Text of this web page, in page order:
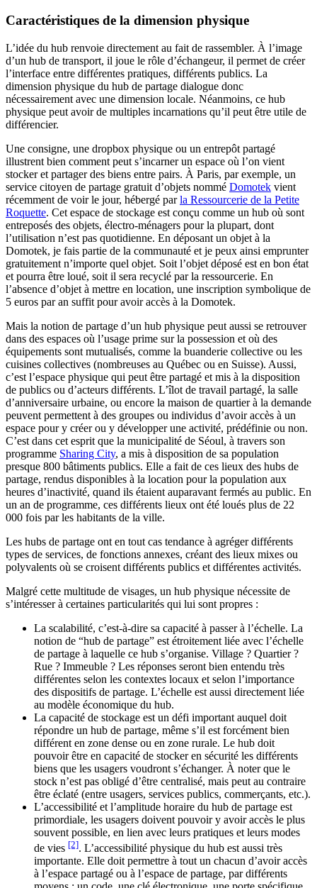
Caractéristiques de la dimension physique
L’idée du hub renvoie directement au fait de rassembler. À l’image
d’un hub de transport, il joue le rôle d’échangeur, il permet de créer
l’interface entre différentes pratiques, différents publics. La
dimension physique du hub de partage dialogue donc
nécessairement avec une dimension locale. Néanmoins, ce hub
physique peut avoir de multiples incarnations qu’il peut être utile de
différencier.
Une consigne, une dropbox physique ou un entrepôt partagé
illustrent bien comment peut s’incarner un espace où l’on vient
stocker et partager des biens entre pairs. À Paris, par exemple, un
service citoyen de partage gratuit d’objets nommé Domotek vient
récemment de voir le jour, hébergé parla Ressourcerie de la Petite
Roquette. Cet espace de stockage est conçu comme un hub où sont
entreposés des objets, électro-ménagers pour la plupart, dont
l’utilisation n’est pas quotidienne. En déposant un objet à la
Domotek, je fais partie de la communauté et je peux ainsi emprunter
gratuitement n’importe quel objet. Soit l’objet déposé est en bon état
et pourra être loué, soit il sera recyclé par la ressourcerie. En
l’absence d’objet à mettre en location, une inscription symbolique de
5 euros par an suffit pour avoir accès à la Domotek.
Mais la notion de partage d’un hub physique peut aussi se retrouver
dans des espaces où l’usage prime sur la possession et où des
équipements sont mutualisés, comme la buanderie collective ou les
cuisines collectives (nombreuses au Québec ou en Suisse). Aussi,
c’est l’espace physique qui peut être partagé et mis à la disposition
de publics ou d’acteurs différents. L’îlot de travail partagé, la salle
d’anniversaire urbaine, ou encore la maison de quartier à la demande
peuvent permettent à des groupes ou individus d’avoir accès à un
espace pour y créer ou y développer une activité, prédéfinie ou non.
C’est dans cet esprit que la municipalité de Séoul, à travers son
programme Sharing City, a mis à disposition de sa population
presque 800 bâtiments publics. Elle a fait de ces lieux des hubs de
partage, rendus disponibles à la location pour la population aux
heures d’inactivité, quand ils étaient auparavant fermés au public. En
un an de programme, ces différents lieux ont été loués plus de 22
000 fois par les habitants de la ville.
Les hubs de partage ont en tout cas tendance à agréger différents
types de services, de fonctions annexes, créant des lieux mixes ou
polyvalents où se croisent différents publics et différentes activités.
Malgré cette multitude de visages, un hub physique nécessite de
s’intéresser à certaines particularités qui lui sont propres :
La scalabilité, c’est-à-dire sa capacité à passer à l’échelle. La
notion de “hub de partage” est étroitement liée avec l’échelle
de partage à laquelle ce hub s’organise. Village ? Quartier ?
Rue ? Immeuble ? Les réponses seront bien entendu très
différentes selon les contextes locaux et selon l’importance
des dispositifs de partage. L’échelle est aussi directement liée
au modèle économique du hub.
La capacité de stockage est un défi important auquel doit
répondre un hub de partage, même s’il est forcément bien
différent en zone dense ou en zone rurale. Le hub doit
pouvoir être en capacité de stocker en sécurité les différents
biens que les usagers voudront s’échanger. À noter que le
stock n’est pas obligé d’être centralisé, mais peut au contraire
être éclaté (entre usagers, services publics, commerçants, etc.).
L’accessibilité et l’amplitude horaire du hub de partage est
primordiale, les usagers doivent pouvoir y avoir accès le plus
souvent possible, en lien avec leurs pratiques et leurs modes
de vies [2]. L’accessibilité physique du hub est aussi très
importante. Elle doit permettre à tout un chacun d’avoir accès
à l’espace partagé ou à l’espace de partage, par différents